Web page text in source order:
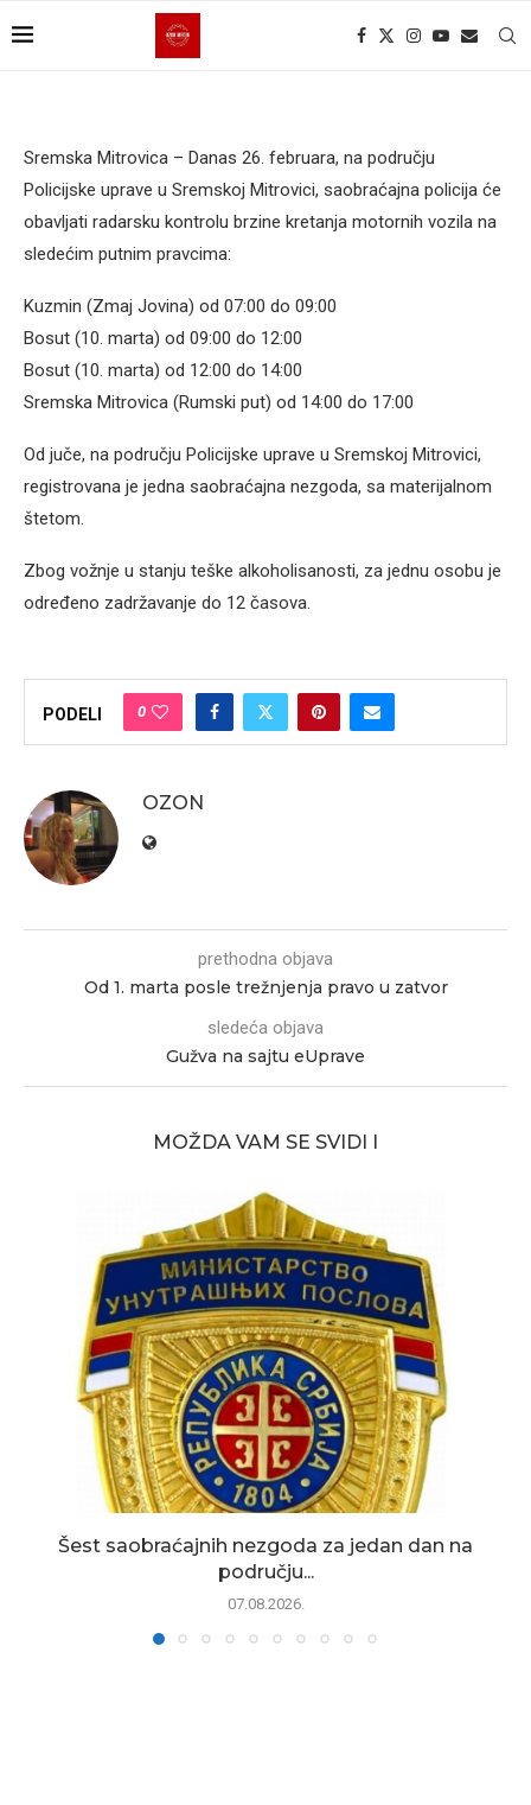
Sremska Mitrovica – Danas 26. februara, na području
Policijske uprave u Sremskoj Mitrovici, saobraćajna policija će
obavljati radarsku kontrolu brzine kretanja motornih vozila na
sledećim putnim pravcima:
Kuzmin (Zmaj Jovina) od 07:00 do 09:00
Bosut (10. marta) od 09:00 do 12:00
Bosut (10. marta) od 12:00 do 14:00
Sremska Mitrovica (Rumski put) od 14:00 do 17:00
Od juče, na području Policijske uprave u Sremskoj Mitrovici,
registrovana je jedna saobraćajna nezgoda, sa materijalnom
štetom.
Zbog vožnje u stanju teške alkoholisanosti, za jednu osobu je
određeno zadržavanje do 12 časova.
PODELI 0
OZON
prethodna objava
Od 1. marta posle trežnjenja pravo u zatvor
sledeća objava
Gužva na sajtu eUprave
MOŽDA VAM SE SVIDI I
Šest saobraćajnih nezgoda za jedan dan na
području...
07.08.2026.